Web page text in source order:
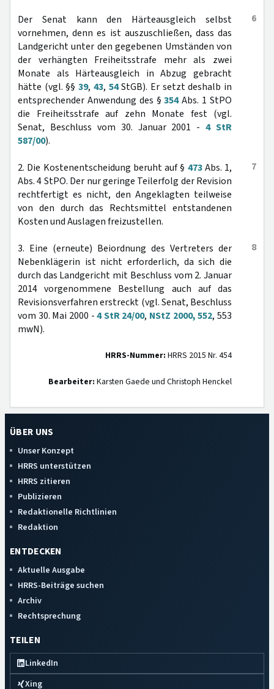
6
Der Senat kann den Härteausgleich selbst
vornehmen, denn es ist auszuschließen, dass das
Landgericht unter den gegebenen Umständen von
der verhängten Freiheitsstrafe mehr als zwei
Monate als Härteausgleich in Abzug gebracht
hätte (vgl. §§39, 43, 54StGB). Er setzt deshalb in
entsprechender Anwendung des §354Abs. 1 StPO
die Freiheitsstrafe auf zehn Monate fest (vgl.
Senat, Beschluss vom 30. Januar 2001 -4 StR
587/00).
7
2. Die Kostenentscheidung beruht auf § 473Abs. 1,
Abs. 4 StPO. Der nur geringe Teilerfolg der Revision
rechtfertigt es nicht, den Angeklagten teilweise
von den durch das Rechtsmittel entstandenen
Kosten und Auslagen freizustellen.
8
3. Eine (erneute) Beiordnung des Vertreters der
Nebenklägerin ist nicht erforderlich, da sich die
durch das Landgericht mit Beschluss vom 2. Januar
2014 vorgenommene Bestellung auch auf das
Revisionsverfahren erstreckt (vgl. Senat, Beschluss
vom 30. Mai 2000 -4 StR 24/00, NStZ 2000, 552, 553
mwN).
HRRS-Nummer: HRRS 2015 Nr. 454
Bearbeiter: Karsten Gaede und Christoph Henckel
ÜBER UNS
Unser Konzept
HRRS unterstützen
HRRS zitieren
Publizieren
Redaktionelle Richtlinien
Redaktion
ENTDECKEN
Aktuelle Ausgabe
HRRS-Beiträge suchen
Archiv
Rechtsprechung
TEILEN
LinkedIn
Xing